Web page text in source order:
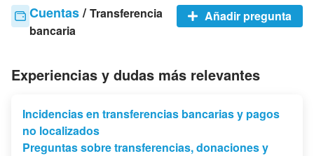
Cuentas/ Transferencia
bancaria
Añadir pregunta
Experiencias y dudas más relevantes
Incidencias en transferencias bancarias y pagos
no localizados
Preguntas sobre transferencias, donaciones y